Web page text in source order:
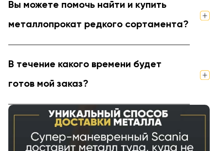
Вы можете помочь найти и купить
металлопрокат редкого сортамента?
В течение какого времени будет
готов мой заказ?